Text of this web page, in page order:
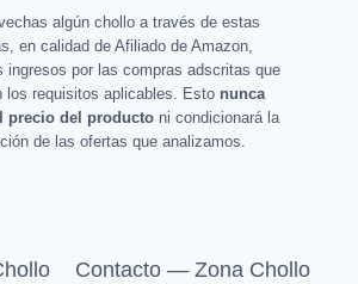
algún chollo a través de estas
en calidad de Afiliado de Amazon,
ingresos por las compras adscritas que
los requisitos aplicables. Esto nunca
precio del producto ni condicionará la
de las ofertas que analizamos.
Contacto — Zona Chollo